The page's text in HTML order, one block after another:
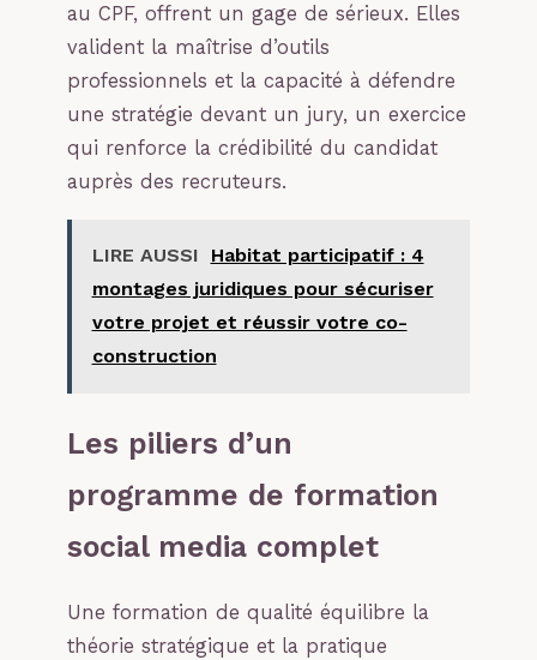
au CPF, offrent un gage de sérieux. Elles
valident la maîtrise d’outils
professionnels et la capacité à défendre
une stratégie devant un jury, un exercice
qui renforce la crédibilité du candidat
auprès des recruteurs.
LIRE AUSSI
Habitat participatif : 4
montages juridiques pour sécuriser
votre projet et réussir votre co-
construction
Les piliers d’un
programme de formation
social media complet
Une formation de qualité équilibre la
théorie stratégique et la pratique